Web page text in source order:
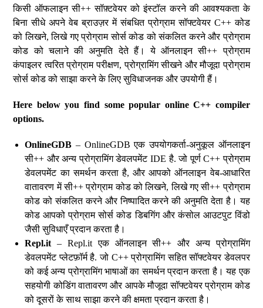
किसी ऑफलाइन सी++ सॉफ़्टवेयर को इंस्टॉल करने की आवश्यकता के
बिना सीधे अपने वेब ब्राउज़र में संबधित प्रोग्राम सॉफ्टवेयर C++ कोड
को लिखने, लिखे गए प्रोग्राम सोर्स कोड को संकलित करने और प्रोग्राम
कोड को चलाने की अनुमति देते हैं। ये ऑनलाइन सी++ प्रोग्राम
कंपाइलर त्वरित प्रोग्राम परीक्षण, प्रोग्रामिंग सीखने और मौजूदा प्रोग्राम
सोर्स कोड को साझा करने के लिए सुविधाजनक और उपयोगी हैं।
Here below you find some popular online C++ compiler
options.
OnlineGDB – OnlineGDB एक उपयोगकर्ता-अनुकूल ऑनलाइन
सी++ और अन्य प्रोग्रामिंग डेवलपमेंट IDE है. जो पूर्ण C++ प्रोग्राम
डेवलपमेंट का समर्थन करता है, और आपको ऑनलाइन वेब-आधारित
वातावरण में सी++ प्रोग्राम कोड को लिखने, लिखे गए सी++ प्रोग्राम
कोड को संकलित करने और निष्पादित करने की अनुमति देता है। यह
कोड आपको प्रोग्राम सोर्स कोड डिबगिंग और कंसोल आउटपुट विंडो
जैसी सुविधाएँ प्रदान करता है।
Repl.it – Repl.it एक ऑनलाइन सी++ और अन्य प्रोग्रामिंग
डेवलपमेंट प्लेटफ़ॉर्म है. जो C++ प्रोग्रामिंग सहित सॉफ्टवेयर डेवलपर
को कई अन्य प्रोग्रामिंग भाषाओं का समर्थन प्रदान करता है। यह एक
सहयोगी कोडिंग वातावरण और आपके मौजूदा सॉफ्टवेयर प्रोग्राम कोड
को दूसरों के साथ साझा करने की क्षमता प्रदान करता है।